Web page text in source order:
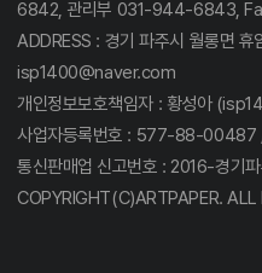
6842, 관리부 031-944-6843,
ADDRESS : 경기 파주시 월롱면
isp1400@naver.com
개인정보보호책임자 : 황성아
사업자등록번호 : 577-88-00487
통신판매업 신고번호 : 2016-경기
COPYRIGHT(C)ARTPAPER. ALL